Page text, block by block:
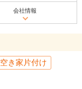
会社情報
空き家片付け